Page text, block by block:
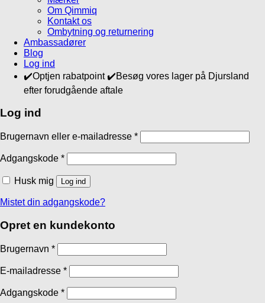
Om Qimmiq
Kontakt os
Ombytning og returnering
Ambassadører
Blog
Log ind
✔️Optjen rabatpoint ✔️Besøg vores lager på Djursland
efter forudgående aftale
Log ind
Brugernavn eller e-mailadresse *
Adgangskode *
Husk mig Log ind
Mistet din adgangskode?
Opret en kundekonto
Brugernavn *
E-mailadresse *
Adgangskode *